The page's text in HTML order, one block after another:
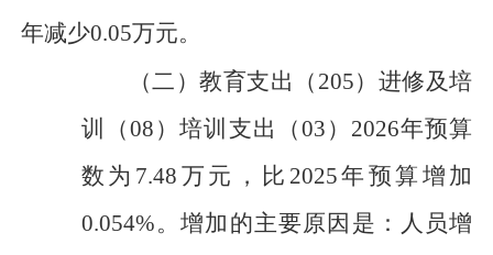
年减少0.05万元。
（二）教育支出（ 205）进修及培
训（08 ）培训支出（03 ） 2026年预算
数为 7.48 万元，比 2025年预算 增加
0.054%。增加 的主要原因是： 人员增